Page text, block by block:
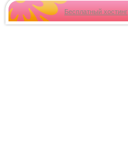
Бесплатный хостинг